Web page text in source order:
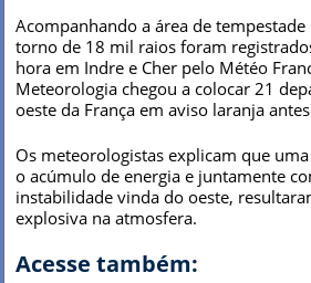
Acompanhando a área de
torno de 18 mil raios foram
hora em Indre e Cher pelo Météo
Meteorologia chegou a colocar 21
oeste da França em aviso laranja
Os meteorologistas explicam que
o acúmulo de energia e juntamente
instabilidade vinda do oeste,
explosiva na atmosfera.
Acesse também: